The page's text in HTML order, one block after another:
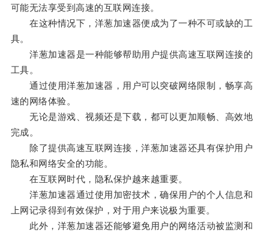
可能无法享受到高速的互联网连接。
在这种情况下，洋葱加速器便成为了一种不可或缺的工
具。
洋葱加速器是一种能够帮助用户提供高速互联网连接的
工具。
通过使用洋葱加速器，用户可以突破网络限制，畅享高
速的网络体验。
无论是游戏、视频还是下载，都可以更加顺畅、高效地
完成。
除了提供高速互联网连接，洋葱加速器还具有保护用户
隐私和网络安全的功能。
在互联网时代，隐私保护越来越重要。
洋葱加速器通过使用加密技术，确保用户的个人信息和
上网记录得到有效保护，对于用户来说极为重要。
此外，洋葱加速器还能够避免用户的网络活动被监测和